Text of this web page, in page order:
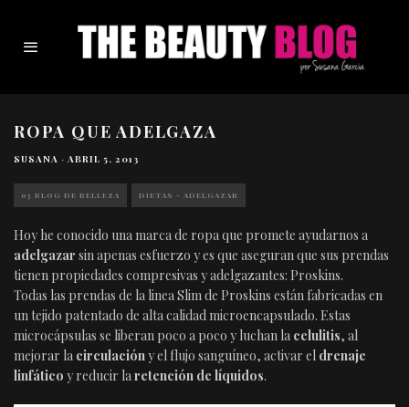
ROPA QUE ADELGAZA
SUSANA · ABRIL 5, 2013
03 BLOG DE BELLEZA DIETAS - ADELGAZAR
Hoy he conocido una marca de ropa que promete ayudarnos a
adelgazar sin apenas esfuerzo y es que aseguran que sus prendas
tienen propiedades compresivas y adelgazantes: Proskins.
Todas las prendas de la linea Slim de Proskins están fabricadas en
un tejido patentado de alta calidad microencapsulado. Estas
microcápsulas se liberan poco a poco y luchan la celulitis, al
mejorar la circulacióny el flujo sanguíneo, activar el drenaje
linfático y reducir laretención de líquidos.